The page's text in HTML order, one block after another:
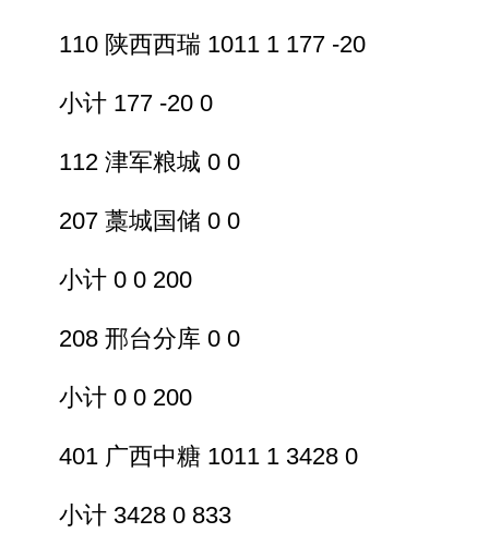
110 陕西西瑞 1011 1 177 -20
小计 177 -20 0
112 津军粮城 0 0
207 藁城国储 0 0
小计 0 0 200
208 邢台分库 0 0
小计 0 0 200
401 广西中糖 1011 1 3428 0
小计 3428 0 833